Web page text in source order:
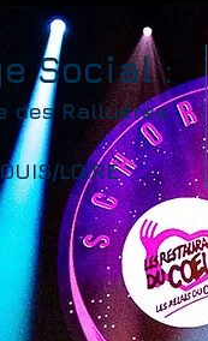
Social :
des Ralluères
LOIRE